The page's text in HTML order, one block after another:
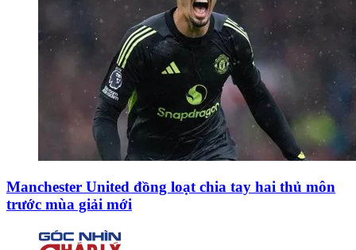
Manchester United đồng loạt chia tay hai thủ môn
trước mùa giải mới